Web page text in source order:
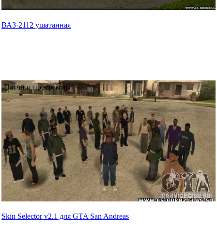
ВАЗ-2112 ушатанная
Патчи и программы
Skin Selector v2.1 для GTA San Andreas